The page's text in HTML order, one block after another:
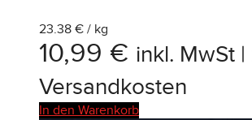
23.38 € / kg
10,99 € inkl. MwSt |
Versandkosten
In den Warenkorb